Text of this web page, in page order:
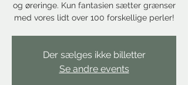
og øreringe. Kun fantasien sætter grænser
med vores lidt over 100 forskellige perler!
Der sælges ikke billetter
Se andre events